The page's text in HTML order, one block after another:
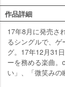
作品詳細
17年8月に発売さ
るシングルで、
グ。17年12月31
ーを務める楽曲
い」、「微笑みの